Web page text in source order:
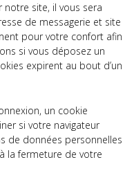
site, il vous sera
de messagerie et site
pour votre confort afin
si vous déposez un
expirent au bout d’un
un cookie
si votre navigateur
de données personnelles
la fermeture de votre